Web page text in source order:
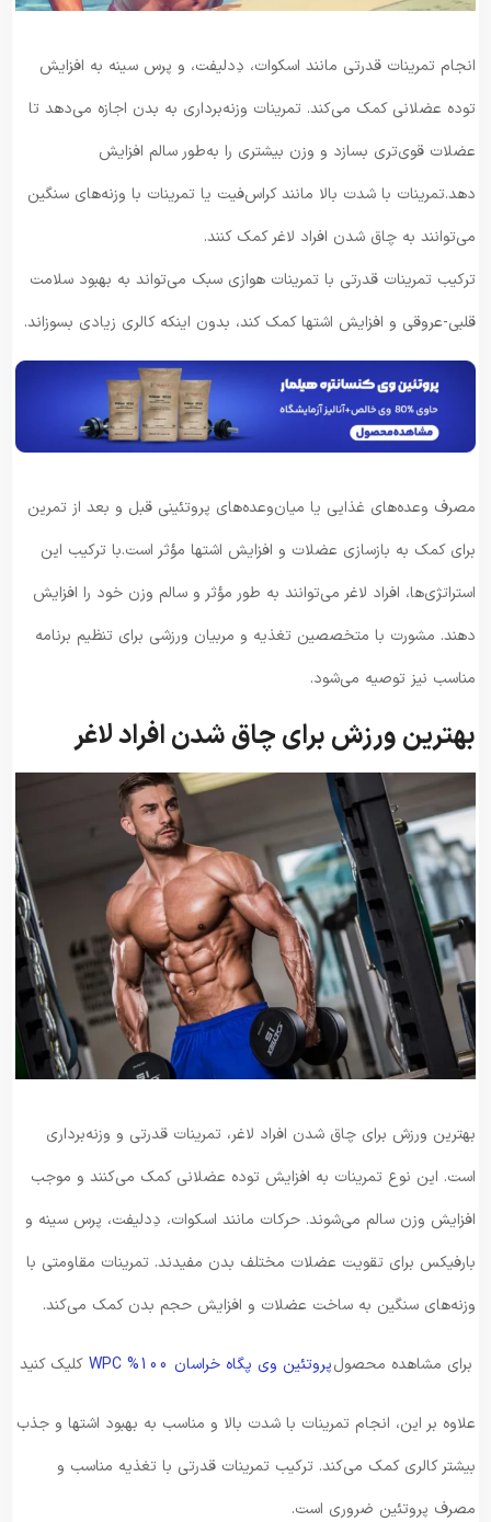
انجام تمرینات قدرتی مانند اسکوات، دِدلیفت، و پرس سینه به افزایش
توده عضلانی کمک می‌کند. تمرینات وزنه‌برداری به بدن اجازه می‌دهد تا
عضلات قوی‌تری بسازد و وزن بیشتری را به‌طور سالم افزایش
دهد.تمرینات با شدت بالا مانند کراس‌فیت یا تمرینات با وزنه‌های سنگین
می‌توانند به چاق شدن افراد لاغر کمک کنند.
ترکیب تمرینات قدرتی با تمرینات هوازی سبک می‌تواند به بهبود سلامت
قلبی-عروقی و افزایش اشتها کمک کند، بدون اینکه کالری زیادی بسوزاند.
مصرف وعده‌های غذایی یا میان‌وعده‌های پروتئینی قبل و بعد از تمرین
برای کمک به بازسازی عضلات و افزایش اشتها مؤثر است.با ترکیب این
استراتژی‌ها، افراد لاغر می‌توانند به طور مؤثر و سالم وزن خود را افزایش
دهند. مشورت با متخصصین تغذیه و مربیان ورزشی برای تنظیم برنامه
مناسب نیز توصیه می‌شود.
بهترین ورزش برای چاق شدن افراد لاغر
بهترین ورزش برای چاق شدن افراد لاغر، تمرینات قدرتی و وزنه‌برداری
است. این نوع تمرینات به افزایش توده عضلانی کمک می‌کنند و موجب
افزایش وزن سالم می‌شوند. حرکات مانند اسکوات، دِدلیفت، پرس سینه و
بارفیکس برای تقویت عضلات مختلف بدن مفیدند. تمرینات مقاومتی با
وزنه‌های سنگین به ساخت عضلات و افزایش حجم بدن کمک می‌کند.
برای مشاهده محصولپروتئین وی پگاه خراسان 100% WPC کلیک کنید
علاوه بر این، انجام تمرینات با شدت بالا و مناسب به بهبود اشتها و جذب
بیشتر کالری کمک می‌کند. ترکیب تمرینات قدرتی با تغذیه مناسب و
مصرف پروتئین ضروری است.